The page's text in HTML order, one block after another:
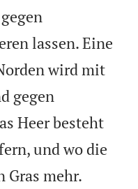
lassen. Eine
wird mit
gegen
Heer besteht
und wo die
Gras mehr.